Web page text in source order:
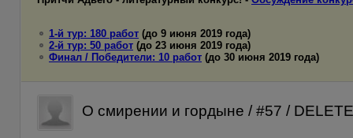
1-й тур: 180 работ (до 9 июня 2019 года)
2-й тур: 50 работ (до 23 июня 2019 года)
Финал / Победители: 10 работ (до 30 июня 2019 года)
О смирении и гордыне / #57 /